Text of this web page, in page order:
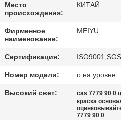
КОНТРОЛЬ
КАЧЕСТВА
СВЯЖИТЕСЬ
С
Место
происхождения:
КИТАЙ
Фирменное
наименование:
MEIYU
Сертификация:
Номер модели: o на уровне
Высокий свет: cas 7779 90 0
краска
7779 90 0